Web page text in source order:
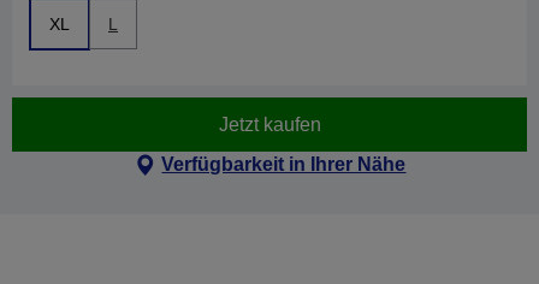
XL L
Jetzt kaufen
Verfügbarkeit in Ihrer Nähe